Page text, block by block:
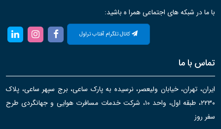
با ما در شبکه های اجتماعی همرا ه باشید:
کانال تلگرام آفتاب تراول
تماس با ما
ایران، تهران، خیابان ولیعصر، نرسیده به پارک ساعی، برج سپهر ساعی، پلاک
۲۲۳۰، طبقه اول، واحد ۱۰، شرکت خدمات مسافرت هوایی و جهانگردی طرح
سفر روز